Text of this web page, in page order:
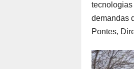
demandas
Pontes,